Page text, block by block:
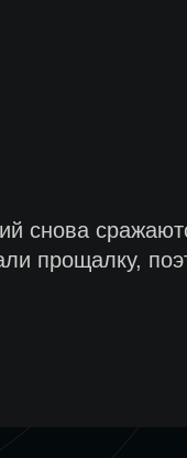
снова
прощалку,